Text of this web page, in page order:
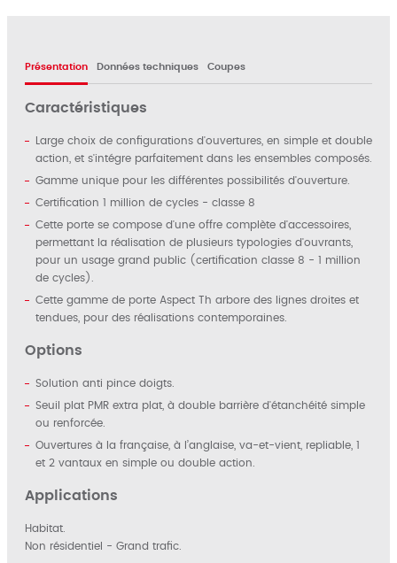
Présentation Données techniques Coupes
Caractéristiques
Large choix de configurations d'ouvertures, en simple et double
action, et s'intégre parfaitement dans les ensembles composés.
Gamme unique pour les différentes possibilités d'ouverture.
Certification 1 million de cycles - classe 8
Cette porte se compose d'une offre complète d'accessoires,
permettant la réalisation de plusieurs typologies d'ouvrants,
pour un usage grand public (certification classe 8 - 1 million
de cycles).
Cette gamme de porte Aspect Th arbore des lignes droites et
tendues, pour des réalisations contemporaines.
Options
Solution anti pince doigts.
Seuil plat PMR extra plat, à double barrière d'étanchéité simple
ou renforcée.
Ouvertures à la française, à l’anglaise, va-et-vient, repliable, 1
et 2 vantaux en simple ou double action.
Applications
Habitat.
Non résidentiel - Grand trafic.